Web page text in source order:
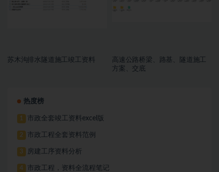
苏木沟排水隧道施工竣工资料
高速公路桥梁、路基、隧道施工
方案、交底
热度榜
1 市政全套竣工资料excel版
2 市政工程全套资料范例
3 房建工序资料分析
4 市政工程，资料全流程笔记